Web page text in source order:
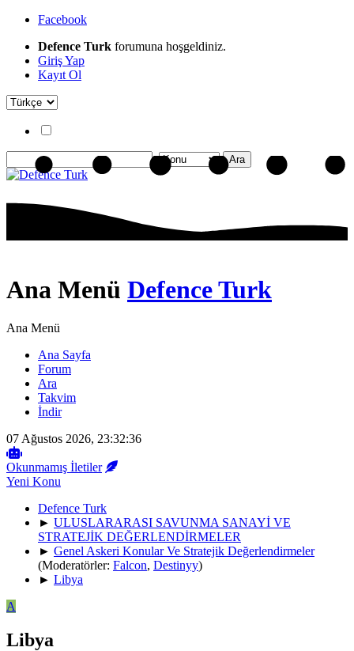
Facebook
Defence Turk forumuna hoşgeldiniz.
Giriş Yap
Kayıt Ol
Ana Menü Defence Turk
Ana Menü
Ana Sayfa
Forum
Ara
Takvim
İndir
07 Ağustos 2026, 23:32:36
Okunmamış İletiler
Yeni Konu
Defence Turk
► ULUSLARARASI SAVUNMA SANAYİ VE
STRATEJİK DEĞERLENDİRMELER
► Genel Askeri Konular Ve Stratejik Değerlendirmeler
(Moderatörler: Falcon, Destinyy)
► Libya
A
Libya